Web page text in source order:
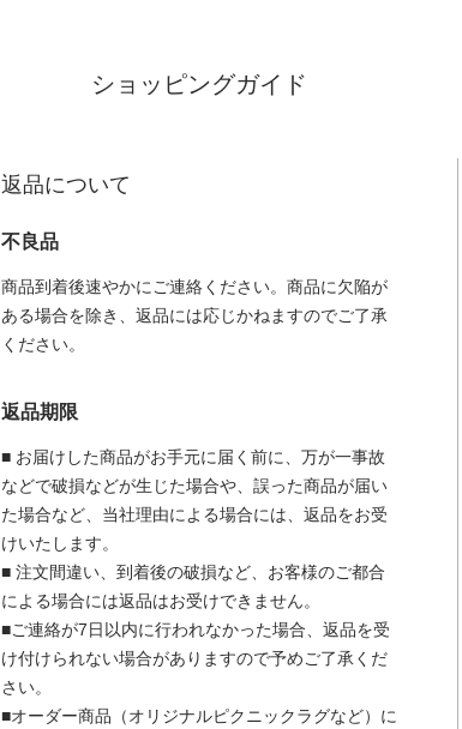
ショッピングガイド
返品について
不良品
商品到着後速やかにご連絡ください。商品に欠陥が
ある場合を除き、返品には応じかねますのでご了承
ください。
返品期限
■ お届けした商品がお手元に届く前に、万が一事故
などで破損などが生じた場合や、誤った商品が届い
た場合など、当社理由による場合には、返品をお受
けいたします。
■ 注文間違い、到着後の破損など、お客様のご都合
による場合には返品はお受けできません。
■ご連絡が7日以内に行われなかった場合、返品を受
け付けられない場合がありますので予めご了承くだ
さい。
■オーダー商品（オリジナルピクニックラグなど）に